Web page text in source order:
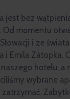
jest bez
Od momentu
i ze
i Emila Zátopka.
hotelu, a
wybrane
zatrzymać.